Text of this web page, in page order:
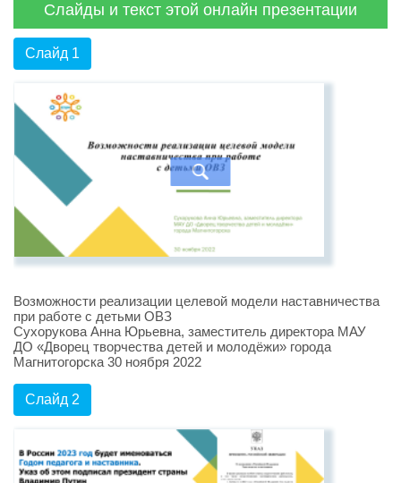
Слайды и текст этой онлайн презентации
Слайд 1
Возможности реализации целевой модели наставничества
при работе с детьми ОВЗ
Сухорукова Анна Юрьевна, заместитель директора МАУ
ДО «Дворец творчества детей и молодёжи» города
Магнитогорска 30 ноября 2022
Слайд 2